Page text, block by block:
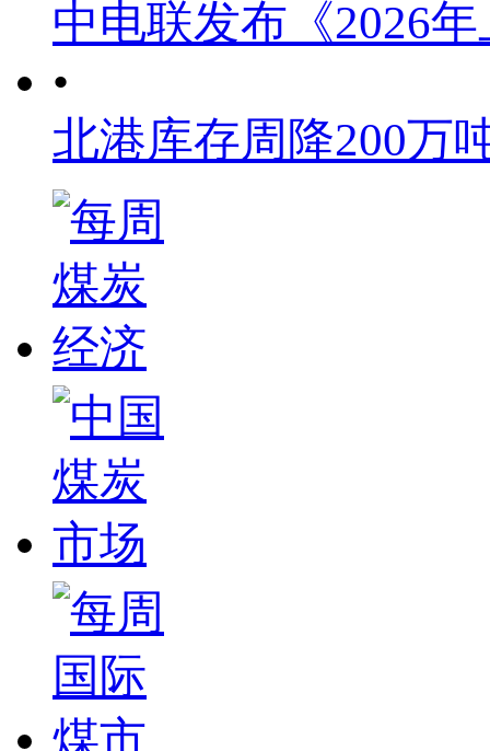
中电联发布《2026
•
北港库存周降200万